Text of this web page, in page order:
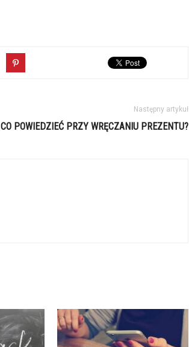
Następny artykuł
CO POWIEDZIEĆ PRZY WRĘCZANIU PREZENTU?